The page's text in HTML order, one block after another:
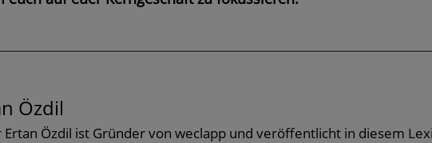
Özdil
Özdil ist Gründer von weclapp und veröffentlicht in diesem